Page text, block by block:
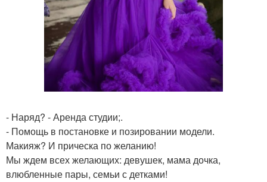
- Наряд? - Аренда студии;.
- Помощь в постановке и позировании модели.
Макияж? И прическа по желанию!
Мы ждем всех желающих: девушек, мама дочка,
влюбленные пары, семьи с детками!